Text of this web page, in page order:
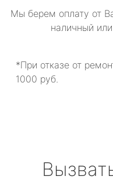
Мы берем оплату от
наличный
*При отказе от
1000 руб.